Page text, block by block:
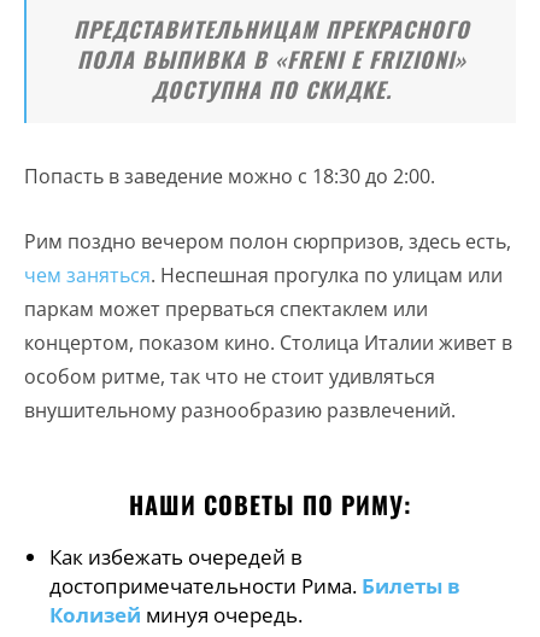
ПРЕДСТАВИТЕЛЬНИЦАМ ПРЕКРАСНОГО
ПОЛА ВЫПИВКА В «FRENI E FRIZIONI»
ДОСТУПНА ПО СКИДКЕ.
Попасть в заведение можно с 18:30 до 2:00.
Рим поздно вечером полон сюрпризов, здесь есть,
чем заняться. Неспешная прогулка по улицам или
паркам может прерваться спектаклем или
концертом, показом кино. Столица Италии живет в
особом ритме, так что не стоит удивляться
внушительному разнообразию развлечений.
НАШИ СОВЕТЫ ПО РИМУ:
Как избежать очередей в
достопримечательности Рима. Билеты в
Колизей минуя очередь.